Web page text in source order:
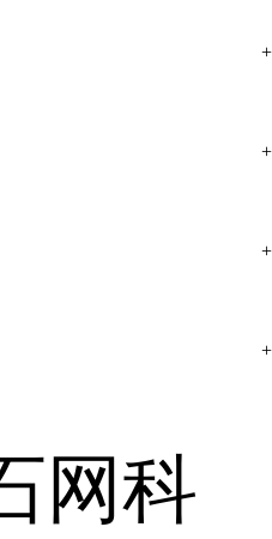
网科